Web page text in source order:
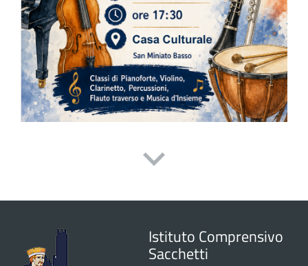
Istituto Comprensivo
Sacchetti